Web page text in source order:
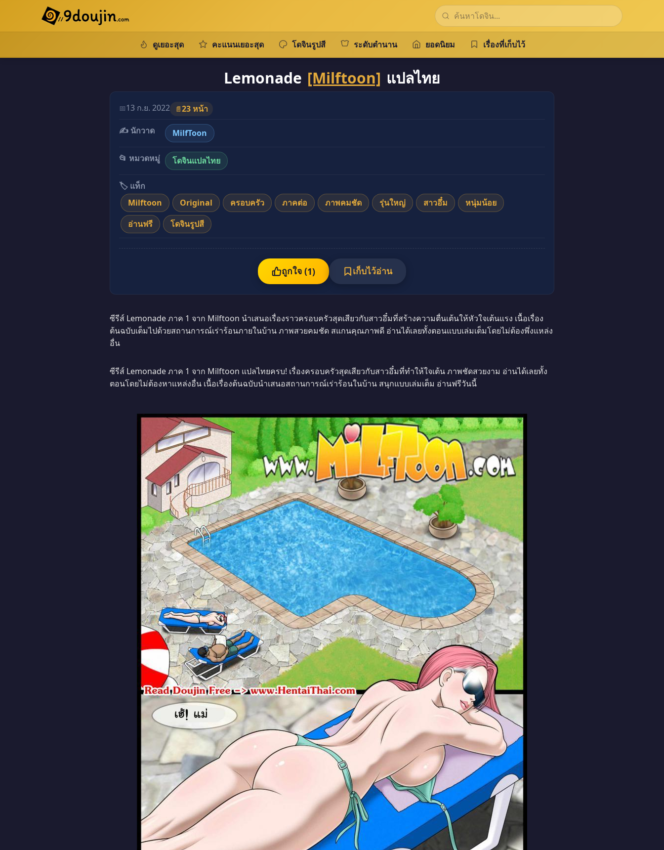
ดูเยอะสุด คะแนนเยอะสุด โดจินรูปสี ระดับตำนาน ยอดนิยม เรื่องที่เก็บไว้
Lemonade [Milftoon] แปลไทย
📅13 ก.ย. 2022 📄23 หน้า
✍️ นักวาด
MilfToon
📂 หมวดหมู่ โดจินแปลไทย
🏷️ แท็ก
Milftoon
Original ครอบครัว ภาคต่อ ภาพคมชัด รุ่นใหญ่ สาวอึ๋ม
หนุ่มน้อย
อ่านฟรี
โดจินรูปสี
ถูกใจ (1) เก็บไว้อ่าน
ซีรีส์ Lemonade ภาค 1 จาก Milftoon นำเสนอเรื่องราวครอบครัวสุดเสียวกับสาวอึ๋มที่สร้างความตื่นเต้นให้หัวใจเต้นแรง เนื้อเรื่อง
ต้นฉบับเต็มไปด้วยสถานการณ์เร่าร้อนภายในบ้าน ภาพสวยคมชัด สแกนคุณภาพดี อ่านได้เลยทั้งตอนแบบเล่มเต็มโดยไม่ต้องพึ่งแหล่ง
อื่น
ซีรีส์ Lemonade ภาค 1 จาก Milftoon แปลไทยครบ! เรื่องครอบครัวสุดเสียวกับสาวอึ๋มที่ทำให้ใจเต้น ภาพชัดสวยงาม อ่านได้เลยทั้ง
ตอนโดยไม่ต้องหาแหล่งอื่น เนื้อเรื่องต้นฉบับนำเสนอสถานการณ์เร่าร้อนในบ้าน สนุกแบบเล่มเต็ม อ่านฟรีวันนี้